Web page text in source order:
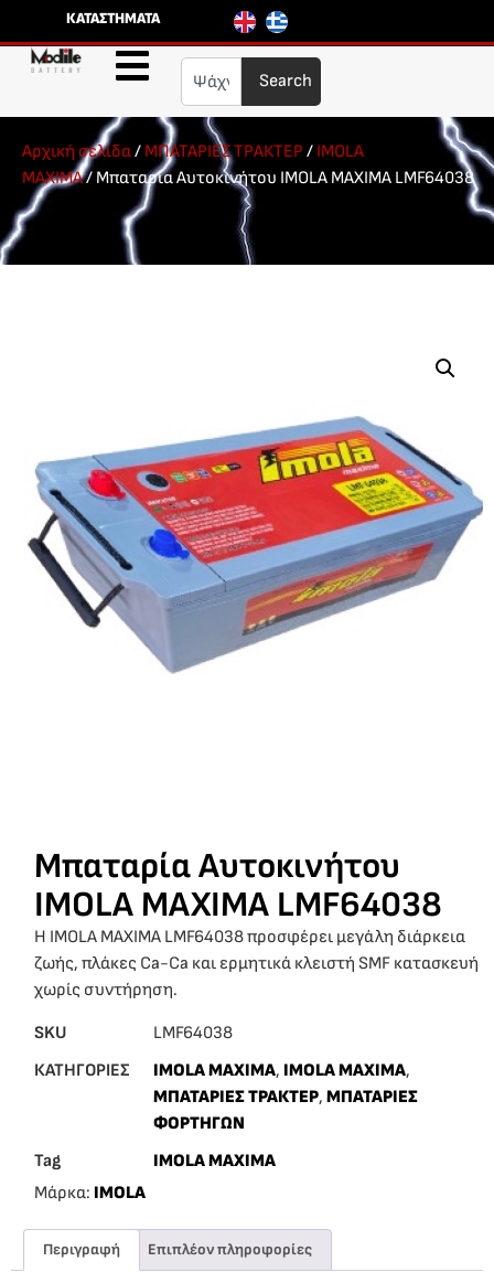
ΚΑΤΑΣΤΗΜΑΤΑ
Search
Αρχική σελίδα/ ΜΠΑΤΑΡΙΕΣ ΤΡΑΚΤΕΡ / IMOLA
MAXIMA/ Μπαταρία Αυτοκινήτου IMOLA MAXIMA LMF64038
Μπαταρία Αυτοκινήτου
IMOLA MAXIMA LMF64038
Η IMOLA MAXIMA LMF64038 προσφέρει μεγάλη διάρκεια
ζωής, πλάκες Ca-Ca και ερμητικά κλειστή SMF κατασκευή
χωρίς συντήρηση.
SKU
LMF64038
ΚΑΤΗΓΟΡΙΕΣ
IMOLA MAXIMA, ΙMOLA MAXIMA,
ΜΠΑΤΑΡΙΕΣ ΤΡΑΚΤΕΡ, ΜΠΑΤΑΡΙΕΣ
ΦΟΡΤΗΓΩΝ
Tag
IMOLA MAXIMA
Μάρκα: IMOLA
Περιγραφή Επιπλέον πληροφορίες